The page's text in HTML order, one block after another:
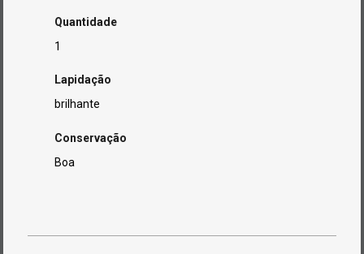
Quantidade
1
Lapidação
brilhante
Conservação
Boa